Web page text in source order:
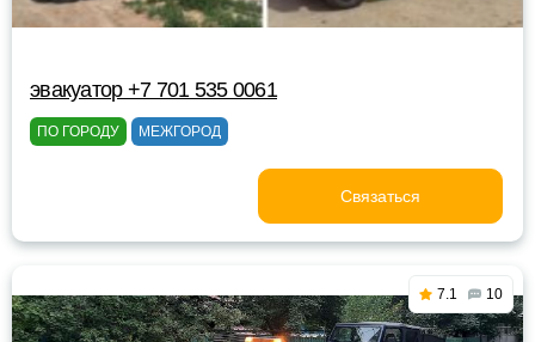
эвакуатор +7 701 535 0061
ПО ГОРОДУ МЕЖГОРОД
Связаться
7.1 10